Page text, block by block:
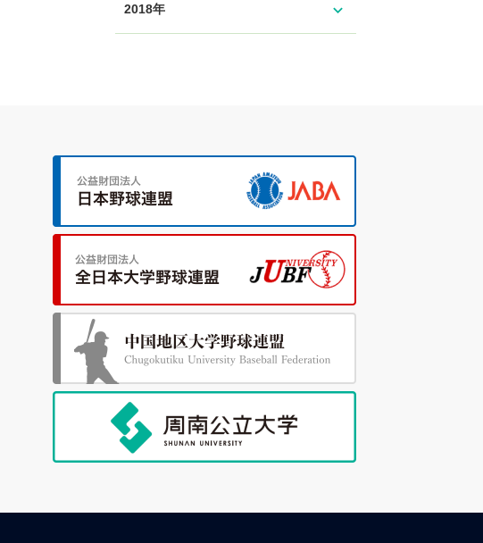
2018年 expand_more